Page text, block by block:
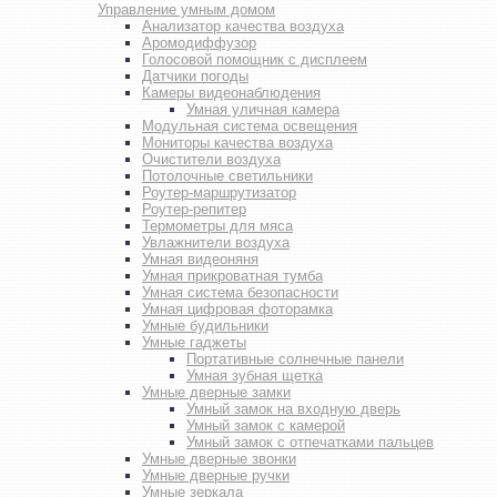
Управление умным домом
Анализатор качества воздуха
Аромодиффузор
Голосовой помощник с дисплеем
Датчики погоды
Камеры видеонаблюдения
Умная уличная камера
Модульная система освещения
Мониторы качества воздуха
Очистители воздуха
Потолочные светильники
Роутер-маршрутизатор
Роутер-репитер
Термометры для мяса
Увлажнители воздуха
Умная видеоняня
Умная прикроватная тумба
Умная система безопасности
Умная цифровая фоторамка
Умные будильники
Умные гаджеты
Портативные солнечные панели
Умная зубная щетка
Умные дверные замки
Умный замок на входную дверь
Умный замок с камерой
Умный замок с отпечатками пальцев
Умные дверные звонки
Умные дверные ручки
Умные зеркала